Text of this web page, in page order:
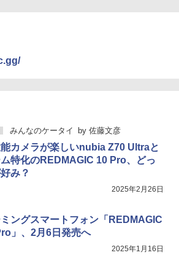
みんなのケータイ by 佐藤文彦
カメラが楽しいnubia Z70 Ultraと
特化のREDMAGIC 10 Pro、どっ
み？
2025年2月26日
ングスマートフォン「REDMAGIC
」、2月6日発売へ
2025年1月16日